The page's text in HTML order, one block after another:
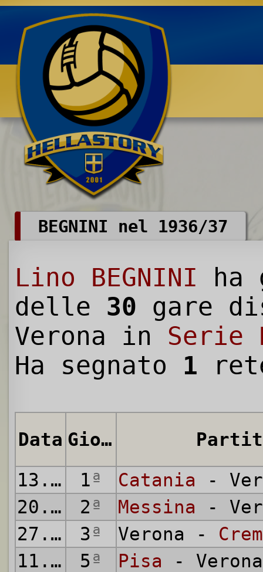
Benvenuti su HELLASTORY.net
BEGNINI nel 1936/37
Lino BEGNINI ha
delle 30 gare
Verona in Serie
Ha segnato 1
Data Giornata
13.09.1936
1ª Catania -
20.09.1936
2ª Messina -
27.09.1936
3ª Verona -
11.10.1936
5ª Pisa - Verona